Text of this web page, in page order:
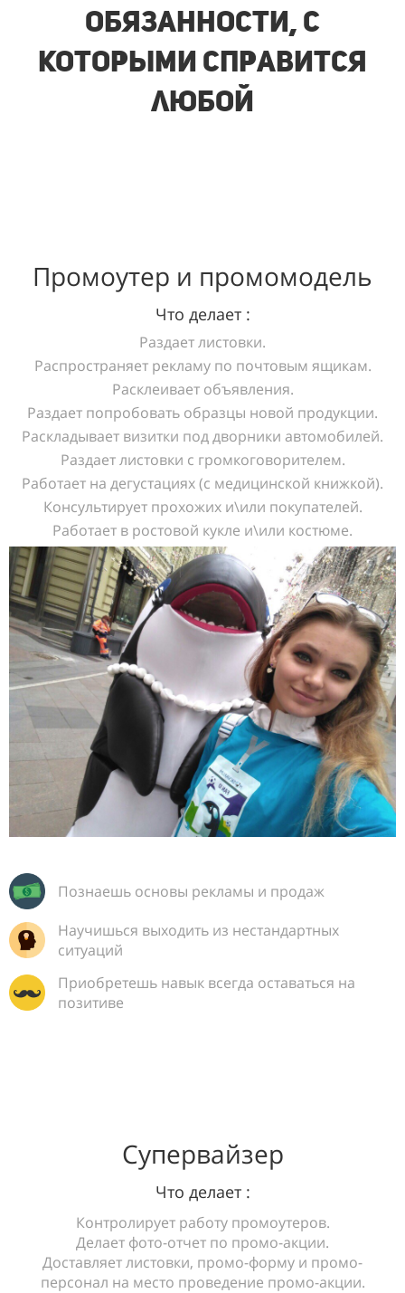
обязанности, с
которыми справится
любой
Промоутер и промомодель
Что делает :
Раздает листовки.
Распространяет рекламу по почтовым ящикам.
Расклеивает объявления.
Раздает попробовать образцы новой продукции.
Раскладывает визитки под дворники автомобилей.
Раздает листовки с громкоговорителем.
Работает на дегустациях (с медицинской книжкой).
Консультирует прохожих и\или покупателей.
Работает в ростовой кукле и\или костюме.
Познаешь основы рекламы и продаж
Научишься выходить из нестандартных
ситуаций
Приобретешь навык всегда оставаться на
позитиве
Супервайзер
Что делает :
Контролирует работу промоутеров.
Делает фото-отчет по промо-акции.
Доставляет листовки, промо-форму и промо-
персонал на место проведение промо-акции.